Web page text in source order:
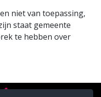
niet van toepassing,
staat gemeente
te hebben over